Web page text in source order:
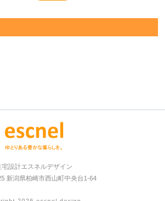
宅設計エスネルデザイン
新潟県柏崎市西山町中央台1-64